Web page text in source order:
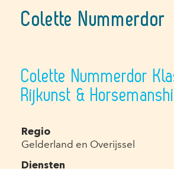
Colette Nummerdor
Colette Nummerdor
Rijkunst &
Regio
Gelderland en Overijssel
Diensten